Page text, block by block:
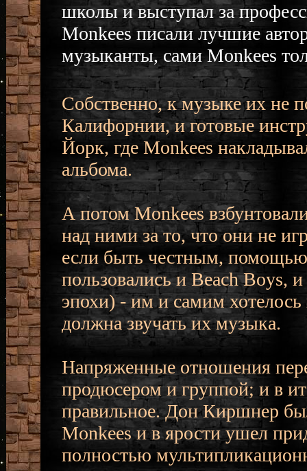
школы и выступал за
Monkees писали лучшие
музыканты, сами Monkees
Собственно, к музыке их не
Калифорнии, и готовые
Йорк, где Monkees
альбома.
А потом Monkees
над ними за то, что они не
если быть честным,
пользовались и Beach Boys,
эпохи) - им и самим хотелось
должна звучать их музыка.
Напряженные отношения
продюсером и группой; и в
правильное. Дон Киршнер
Monkees и в ярости ушел
полностью